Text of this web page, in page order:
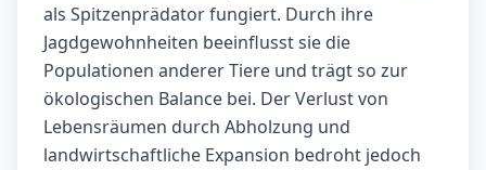
als Spitzenprädator fungiert. Durch ihre
Jagdgewohnheiten beeinflusst sie die
Populationen anderer Tiere und trägt so zur
ökologischen Balance bei. Der Verlust von
Lebensräumen durch Abholzung und
landwirtschaftliche Expansion bedroht jedoch